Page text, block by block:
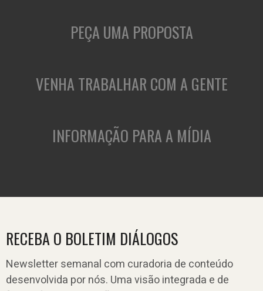
PEÇA UMA PROPOSTA
VENHA TRABALHAR COM A GENTE
INFORMAÇÃO PARA A MÍDIA
RECEBA O BOLETIM DIÁLOGOS
Newsletter semanal com curadoria de conteúdo
desenvolvida por nós. Uma visão integrada e de